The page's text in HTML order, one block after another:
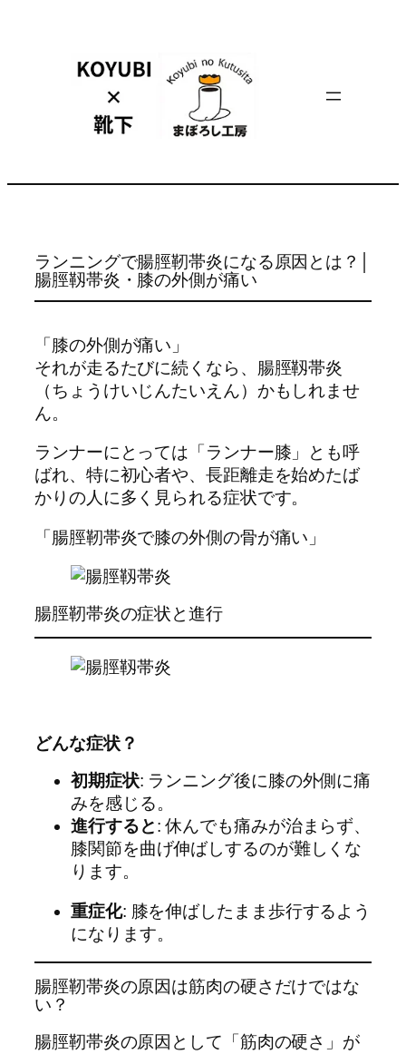
ランニングで腸脛靭帯炎になる原因とは？│
腸脛靱帯炎・膝の外側が痛い
「膝の外側が痛い」
それが走るたびに続くなら、腸脛靱帯炎
（ちょうけいじんたいえん）かもしれませ
ん。
ランナーにとっては「ランナー膝」とも呼
ばれ、特に初心者や、長距離走を始めたば
かりの人に多く見られる症状です。
「腸脛靭帯炎で膝の外側の骨が痛い」
腸脛靭帯炎の症状と進行
どんな症状？
初期症状: ランニング後に膝の外側に痛
みを感じる。
進行すると: 休んでも痛みが治まらず、
膝関節を曲げ伸ばしするのが難しくな
ります。
重症化: 膝を伸ばしたまま歩行するよう
になります。
腸脛靭帯炎の原因は筋肉の硬さだけではな
い？
腸脛靭帯炎の原因として「筋肉の硬さ」が